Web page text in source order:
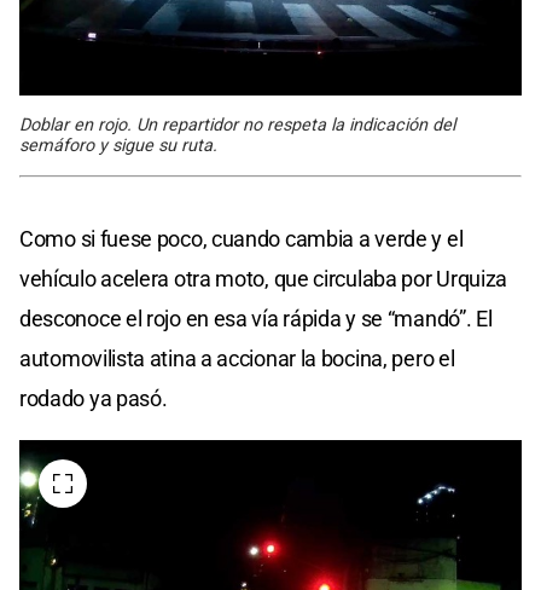
Doblar en rojo. Un repartidor no respeta la indicación del
semáforo y sigue su ruta.
Como si fuese poco, cuando cambia a verde y el
vehículo acelera otra moto, que circulaba por Urquiza
desconoce el rojo en esa vía rápida y se “mandó”. El
automovilista atina a accionar la bocina, pero el
rodado ya pasó.